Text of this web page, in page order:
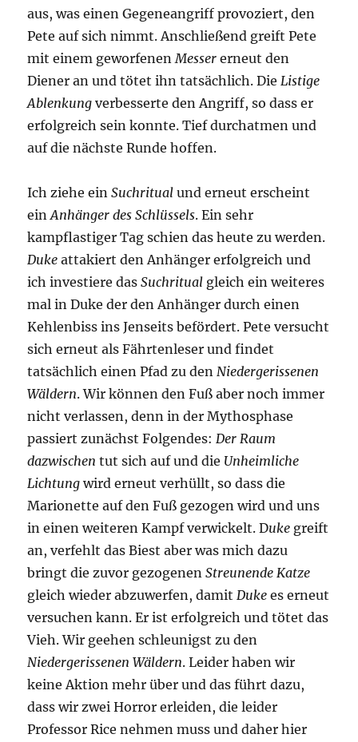
aus, was einen Gegeneangriff provoziert, den
Pete auf sich nimmt. Anschließend greift Pete
mit einem geworfenen Messer erneut den
Diener an und tötet ihn tatsächlich. Die Listige
Ablenkung verbesserte den Angriff, so dass er
erfolgreich sein konnte. Tief durchatmen und
auf die nächste Runde hoffen.
Ich ziehe einSuchritual und erneut erscheint
einAnhänger des Schlüssels. Ein sehr
kampflastiger Tag schien das heute zu werden.
Duke attakiert den Anhänger erfolgreich und
ich investiere dasSuchritual gleich ein weiteres
mal in Duke der den Anhänger durch einen
Kehlenbiss ins Jenseits befördert. Pete versucht
sich erneut als Fährtenleser und findet
tatsächlich einen Pfad zu den Niedergerissenen
Wäldern. Wir können den Fuß aber noch immer
nicht verlassen, denn in der Mythosphase
passiert zunächst Folgendes: Der Raum
dazwischen tut sich auf und die Unheimliche
Lichtung wird erneut verhüllt, so dass die
Marionette auf den Fuß gezogen wird und uns
in einen weiteren Kampf verwickelt. Duke greift
an, verfehlt das Biest aber was mich dazu
bringt die zuvor gezogenenStreunende Katze
gleich wieder abzuwerfen, damit Duke es erneut
versuchen kann. Er ist erfolgreich und tötet das
Vieh. Wir geehen schleunigst zu den
Niedergerissenen Wäldern. Leider haben wir
keine Aktion mehr über und das führt dazu,
dass wir zwei Horror erleiden, die leider
Professor Rice nehmen muss und daher hier